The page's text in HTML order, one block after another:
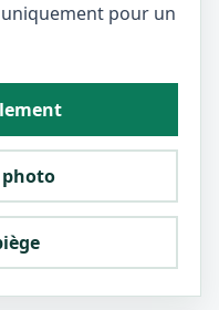
uniquement pour un